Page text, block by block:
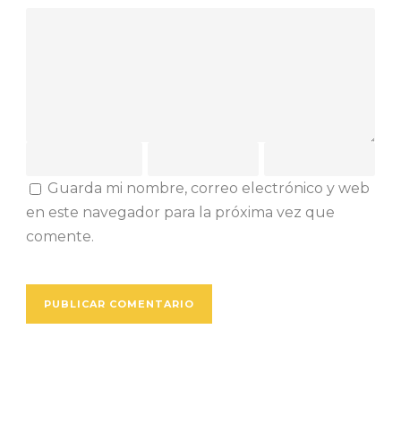
Guarda mi nombre, correo electrónico y web
en este navegador para la próxima vez que
comente.